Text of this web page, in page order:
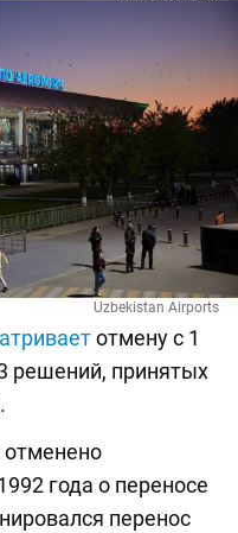
Uzbekistan Airports
отмену с 1
решений, принятых
отменено
года о переносе
перенос